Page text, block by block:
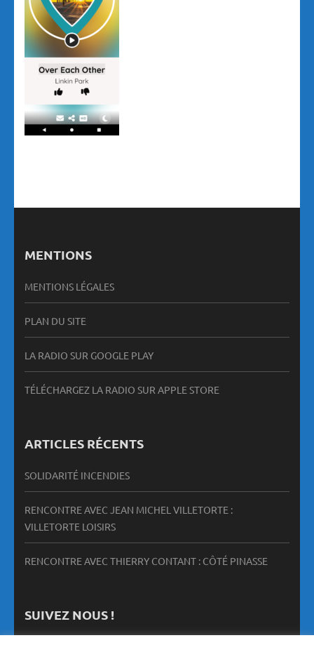
MENTIONS
MENTIONS LÉGALES
PLAN DU SITE
LA RADIO SUR GOOGLE PLAY
TÉLÉCHARGEZ LA RADIO SUR APPLE STORE
ARTICLES RÉCENTS
SOLIDARITÉ INCENDIES
RENCONTRE AVEC JEAN MICHEL VILLETORTE :
VILLETORTE LOISIRS
RENCONTRE AVEC THIERRY CONTANT : CÔTÉ PINASSE
SUIVEZ NOUS !